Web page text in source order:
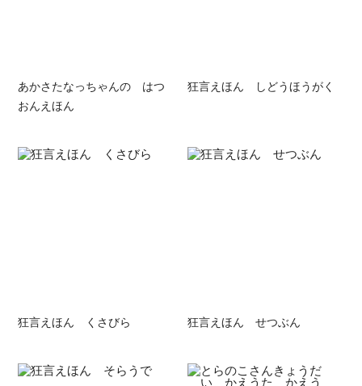
あかさたなっちゃんの はつ
おんえほん
狂言えほん しどうほうがく
狂言えほん くさびら 狂言えほん せつぶん